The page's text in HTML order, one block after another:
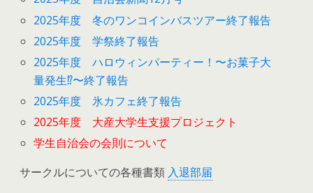
2025年度 冬のワンコインバスツアー終了報告
2025年度 学祭終了報告
2025年度 ハロウィンパーティー！〜お菓子大
量発生⁉︎〜終了報告
2025年度 氷カフェ終了報告
2025年度 大産大学生支援プロジェクト
学生自治会の会則について
サークルについての各種書類 入退部届